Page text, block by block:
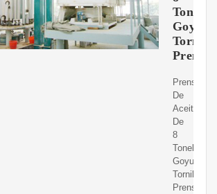
Goyum
Tornillo
Prensa
Prensa
De
Aceite
De
8
Toneladas
Goyum
Tornillo
Prensa